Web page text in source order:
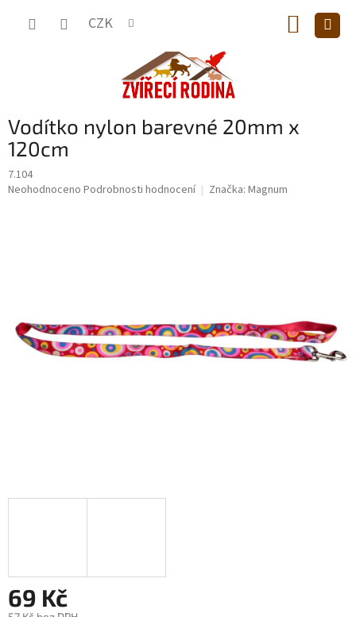
CZK
KOŠÍK
Vodítko nylon barevné 20mm x
120cm
7.104
Průměrné
Neohodnoceno Podrobnosti hodnocení Značka: Magnum
69 Kč